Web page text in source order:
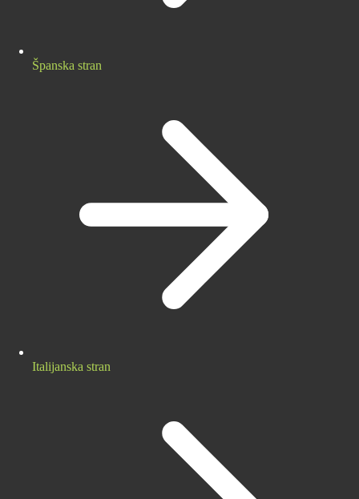
Španska stran
Italijanska stran